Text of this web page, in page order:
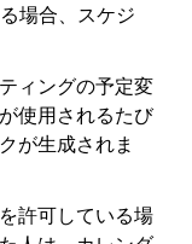
場合、スケジ
ィングの予定変
使用されるたび
が生成されま
許可している場